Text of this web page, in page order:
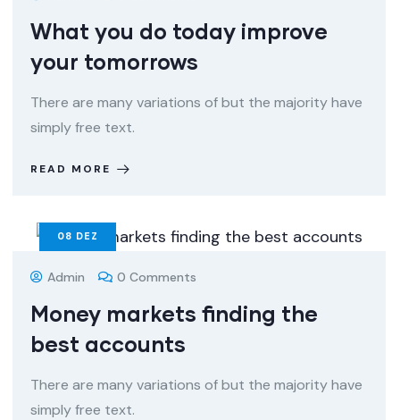
What you do today improve
your tomorrows
There are many variations of but the majority have
simply free text.
READ MORE
08 DEZ
Admin 0 Comments
Money markets finding the
best accounts
There are many variations of but the majority have
simply free text.